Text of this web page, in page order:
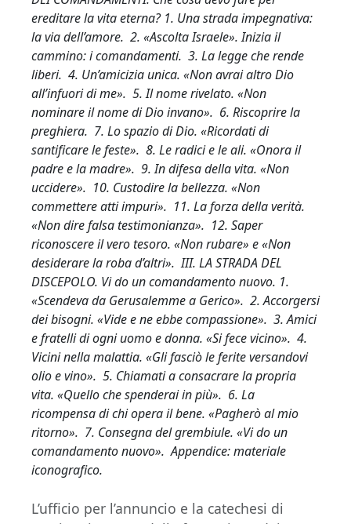
ereditare la vita eterna? 1. Una strada impegnativa:
la via dell’amore. 2. «Ascolta Israele». Inizia il
cammino: i comandamenti. 3. La legge che rende
liberi. 4. Un’amicizia unica. «Non avrai altro Dio
all’infuori di me». 5. Il nome rivelato. «Non
nominare il nome di Dio invano». 6. Riscoprire la
preghiera. 7. Lo spazio di Dio. «Ricordati di
santificare le feste». 8. Le radici e le ali. «Onora il
padre e la madre». 9. In difesa della vita. «Non
uccidere». 10. Custodire la bellezza. «Non
commettere atti impuri». 11. La forza della verità.
«Non dire falsa testimonianza». 12. Saper
riconoscere il vero tesoro. «Non rubare» e «Non
desiderare la roba d’altri». III. LA STRADA DEL
DISCEPOLO. Vi do un comandamento nuovo. 1.
«Scendeva da Gerusalemme a Gerico». 2. Accorgersi
dei bisogni. «Vide e ne ebbe compassione». 3. Amici
e fratelli di ogni uomo e donna. «Si fece vicino». 4.
Vicini nella malattia. «Gli fasciò le ferite versandovi
olio e vino». 5. Chiamati a consacrare la propria
vita. «Quello che spenderai in più». 6. La
ricompensa di chi opera il bene. «Pagherò al mio
ritorno». 7. Consegna del grembiule. «Vi do un
comandamento nuovo». Appendice: materiale
iconografico.
L’ufficio per l’annuncio e la catechesi di